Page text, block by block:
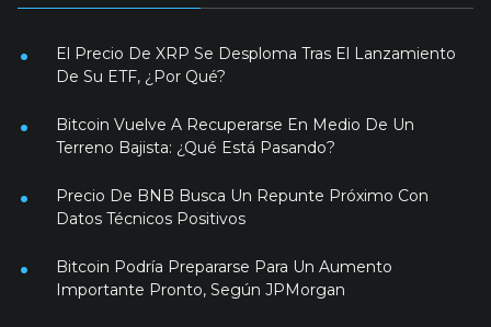
El Precio De XRP Se Desploma Tras El Lanzamiento
De Su ETF, ¿Por Qué?
Bitcoin Vuelve A Recuperarse En Medio De Un
Terreno Bajista: ¿Qué Está Pasando?
Precio De BNB Busca Un Repunte Próximo Con
Datos Técnicos Positivos
Bitcoin Podría Prepararse Para Un Aumento
Importante Pronto, Según JPMorgan